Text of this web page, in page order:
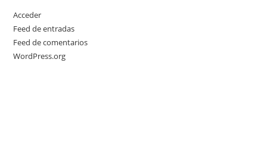
Acceder
Feed de entradas
Feed de comentarios
WordPress.org